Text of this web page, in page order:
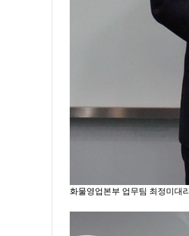
화물영업본부 업무팀 최정미대리